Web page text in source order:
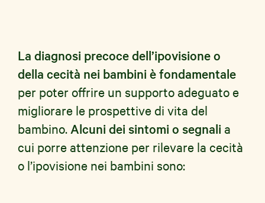
La diagnosi precoce dell’ipovisione o
della cecità nei bambini è fondamentale
per poter offrire un supporto adeguato e
migliorare le prospettive di vita del
bambino. Alcuni dei sintomi o segnalia
cui porre attenzione per rilevare la cecità
o l’ipovisione nei bambini sono: